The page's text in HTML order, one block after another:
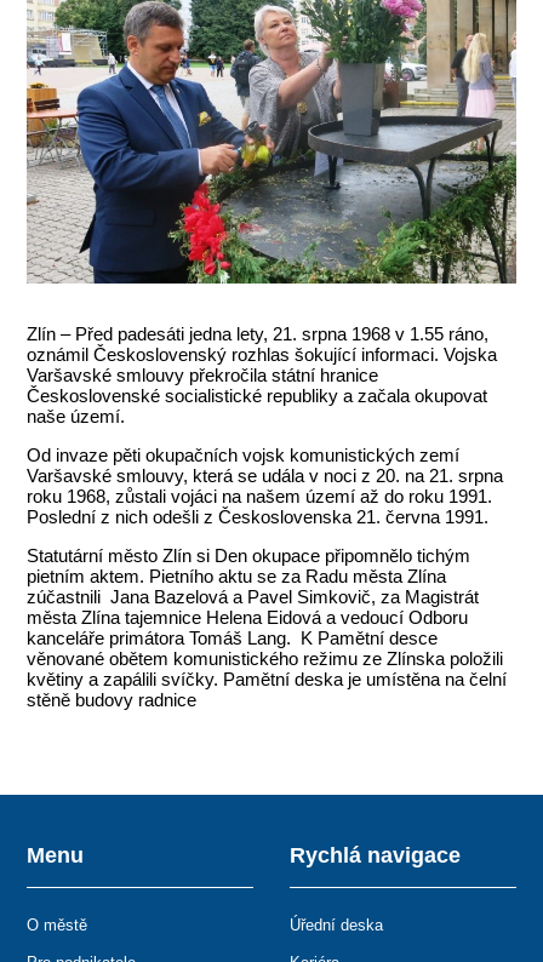
Zlín – Před padesáti jedna lety, 21. srpna 1968 v 1.55 ráno,
oznámil Československý rozhlas šokující informaci. Vojska
Varšavské smlouvy překročila státní hranice
Československé socialistické republiky a začala okupovat
naše území.
Od invaze pěti okupačních vojsk komunistických zemí
Varšavské smlouvy, která se udála v noci z 20. na 21. srpna
roku 1968, zůstali vojáci na našem území až do roku 1991.
Poslední z nich odešli z Československa 21. června 1991.
Statutární město Zlín si Den okupace připomnělo tichým
pietním aktem. Pietního aktu se za Radu města Zlína
zúčastnili Jana Bazelová a Pavel Simkovič, za Magistrát
města Zlína tajemnice Helena Eidová a vedoucí Odboru
kanceláře primátora Tomáš Lang. K Pamětní desce
věnované obětem komunistického režimu ze Zlínska položili
květiny a zapálili svíčky. Pamětní deska je umístěna na čelní
stěně budovy radnice
Menu
O městě
Rychlá navigace
Úřední deska